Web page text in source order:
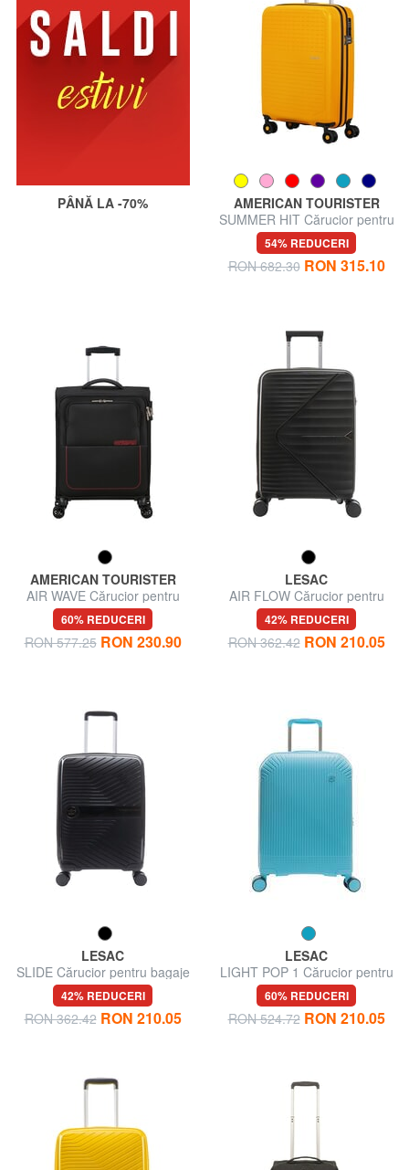
PÂNĂ LA -70%
AMERICAN TOURISTER
SUMMER HIT Cărucior pentru
bagaje de mână
54% REDUCERI
RON 682.30 RON 315.10
AMERICAN TOURISTER
AIR WAVE Cărucior pentru
bagaje de mână
60% REDUCERI
RON 577.25 RON 230.90
LESAC
AIR FLOW Cărucior pentru
bagaje de mână
42% REDUCERI
RON 362.42 RON 210.05
LESAC
SLIDE Cărucior pentru bagaje
de mână
42% REDUCERI
RON 362.42 RON 210.05
LESAC
LIGHT POP 1 Cărucior pentru
bagaje de mână
60% REDUCERI
RON 524.72 RON 210.05